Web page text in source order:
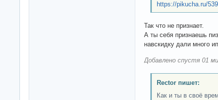
https://pikucha.ru/
Так что не признает.
А ты себя признаешь
навскидку дали много
Добавлено спустя 01
Rector пишет:
Как и ты в своё